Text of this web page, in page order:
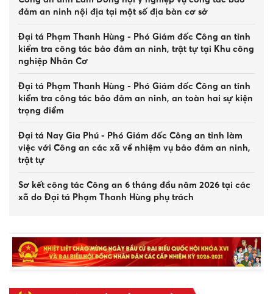
Nâng cao hiệu quả công tác quản lý,
giáo dục phạm nhân chấp hành án tại
Phân trại quản lý phạm nhân, Trại tạm
giam số 3 Công an tỉnh Lâm Đồng
4 giờ trước 34
đảm an ninh nội địa tại một số địa bàn cơ sở
Đại tá Phạm Thanh Hùng - Phó Giám đốc Công an tỉnh
kiểm tra công tác bảo đảm an ninh, trật tự tại Khu công
nghiệp Nhân Cơ
Đại tá Phạm Thanh Hùng - Phó Giám đốc Công an tỉnh
kiểm tra công tác bảo đảm an ninh, an toàn hai sự kiện
trọng điểm
Đại tá Nay Gia Phú - Phó Giám đốc Công an tỉnh làm
việc với Công an các xã về nhiệm vụ bảo đảm an ninh,
trật tự
Sơ kết công tác Công an 6 tháng đầu năm 2026 tại các
xã do Đại tá Phạm Thanh Hùng phụ trách
Bộ trưởng Lương Tam Quang gửi Thư chúc mừng nhân